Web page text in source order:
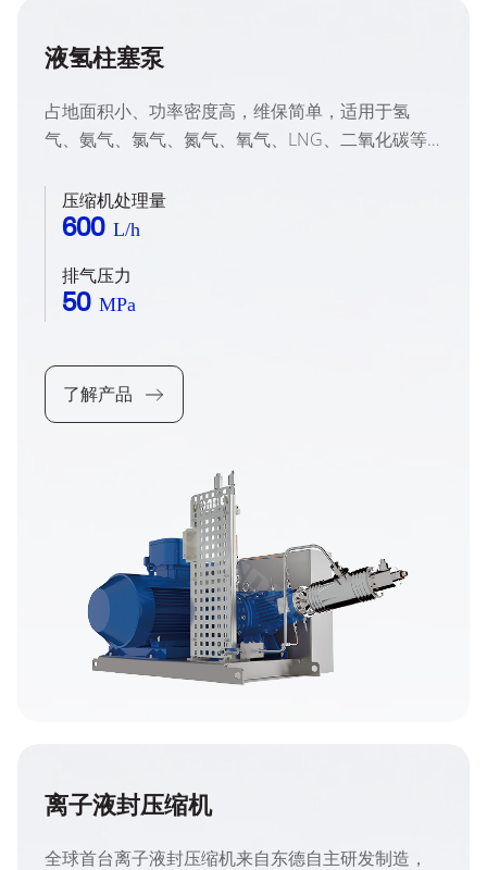
液氢柱塞泵
占地面积小、功率密度高，维保简单，适用于氢
气、氨气、氯气、氮气、氧气、LNG、二氧化碳等
压缩机处理量
600 L/h
排气压力
50 MPa
了解产品
离子液封压缩机
全球首台离子液封压缩机来自东德自主研发制造，